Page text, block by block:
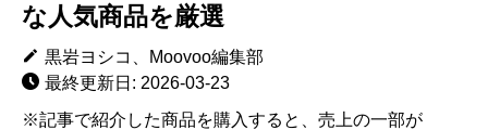
な人気商品を厳選
黒岩ヨシコ、Moovoo編集部
最終更新日: 2026-03-23
※記事で紹介した商品を購入すると、売上の一部が